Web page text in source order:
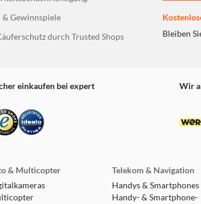
Gewinnspiele
durch Trusted Shops
Bleiben
einkaufen bei expert Wir
& Multicopter
Telekom & Navigation
Handys & Smartphones
Handy- & Smartphone-